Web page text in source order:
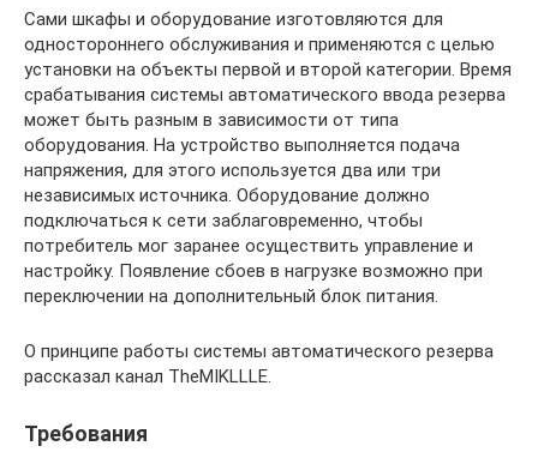
Сами шкафы и оборудование изготовляются для
одностороннего обслуживания и применяются с целью
установки на объекты первой и второй категории. Время
срабатывания системы автоматического ввода резерва
может быть разным в зависимости от типа
оборудования. На устройство выполняется подача
напряжения, для этого используется два или три
независимых источника. Оборудование должно
подключаться к сети заблаговременно, чтобы
потребитель мог заранее осуществить управление и
настройку. Появление сбоев в нагрузке возможно при
переключении на дополнительный блок питания.
О принципе работы системы автоматического резерва
рассказал канал TheMIKLLLE.
Требования